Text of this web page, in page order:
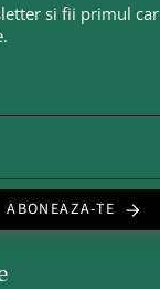
si fii primul
ABONEAZA-TE